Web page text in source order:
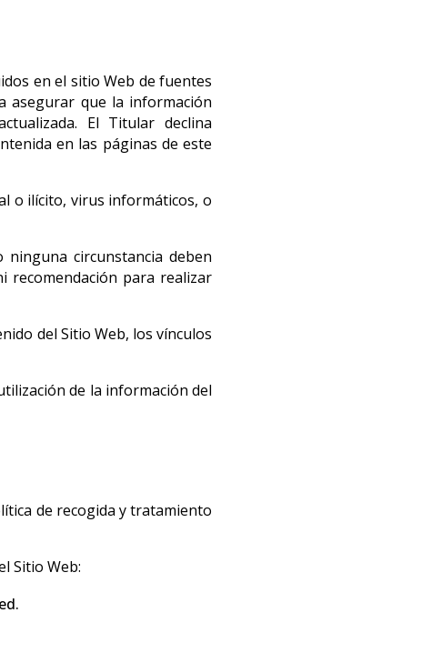
en el sitio Web de fuentes
asegurar que la información
El Titular declina
en las páginas de este
o ilícito, virus informáticos, o
circunstancia deben
recomendación para realizar
del Sitio Web, los vínculos
de la información del
de recogida y tratamiento
Sitio Web: